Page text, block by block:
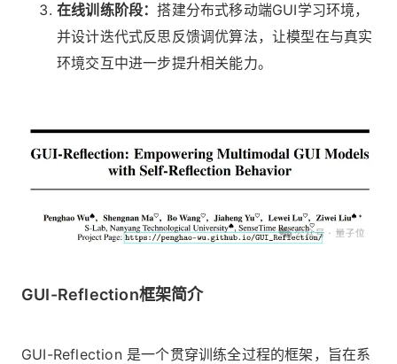
在线训练阶段：搭建分布式移动端GUI学习环境，
并设计迭代式反思反馈调优算法，让模型在与真实
环境交互中进一步提升相关能力。
GUI-Reflection框架简介
GUI-Reflection 是一个贯穿训练全过程的框架，旨在系